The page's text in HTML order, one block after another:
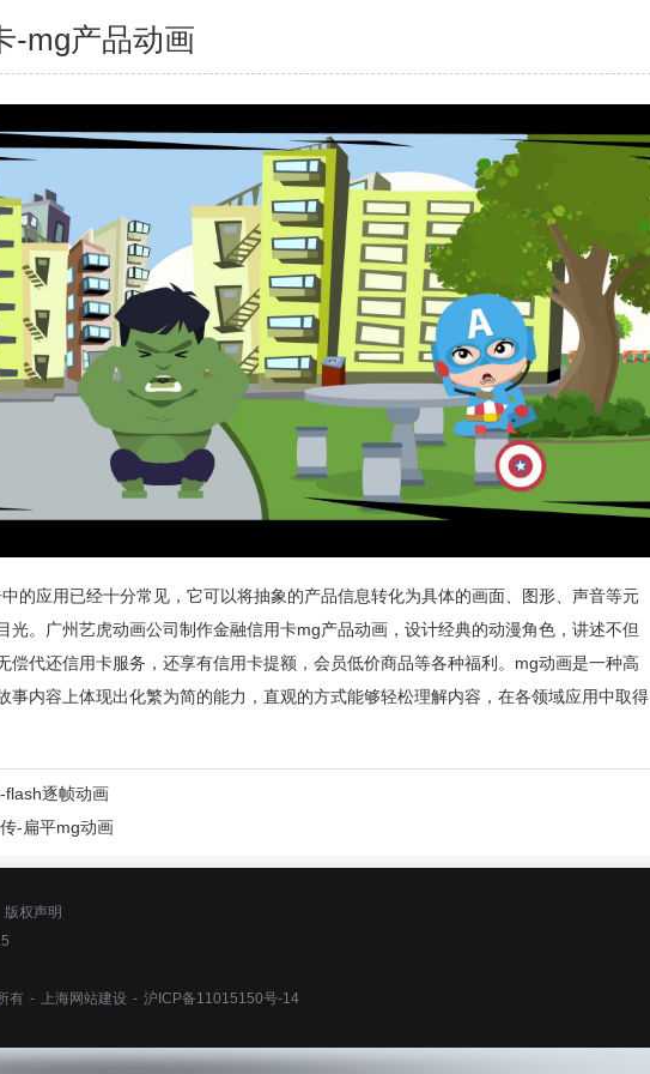
-mg产品动画
的应用已经十分常见，它可以将抽象的产品信息转化为具体的画面、图形、声音等元
光。广州艺虎动画公司制作金融信用卡mg产品动画，设计经典的动漫角色，讲述不但
偿代还信用卡服务，还享有信用卡提额，会员低价商品等各种福利。mg动画是一种高
事内容上体现出化繁为简的能力，直观的方式能够轻松理解内容，在各领域应用中取得
flash逐帧动画
-扁平mg动画
版权声明
有 - 上海网站建设 - 沪ICP备11015150号-14